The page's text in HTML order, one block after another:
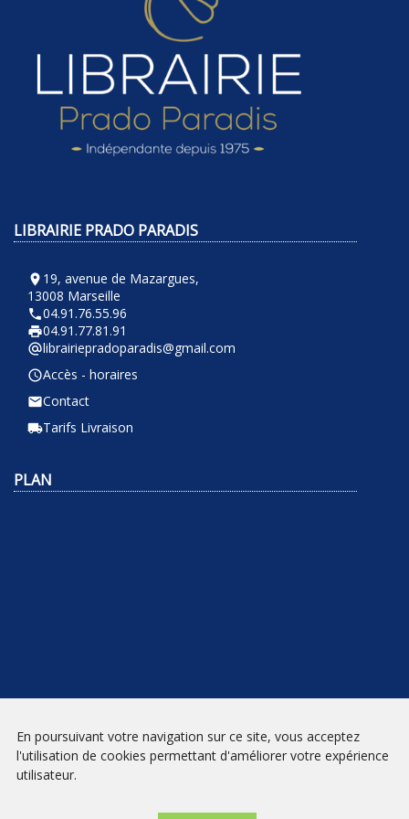
LIBRAIRIE PRADO PARADIS
room 19, avenue de Mazargues,
13008 Marseille
phone04.91.76.55.96
local_printshop04.91.77.81.91
alternate_emaillibrairiepradoparadis@gmail.com
query_builderAccès - horaires
emailContact
local_shippingTarifs Livraison
PLAN
NEWSLETTER
En poursuivant votre navigation sur ce site, vous acceptez
l'utilisation de cookies permettant d'améliorer votre expérience
utilisateur.